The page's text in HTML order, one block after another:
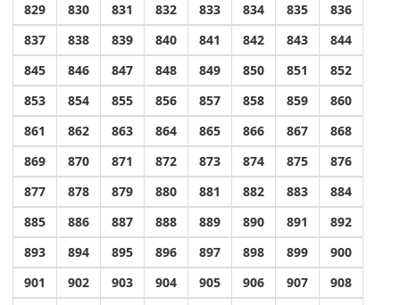
829
830 831 832 833 834 835
836
837
838 839 840 841 842 843
844
845
846 847 848 849 850 851
852
853
854 855 856 857 858 859
860
861
862 863 864 865 866 867
868
869
870 871 872 873 874 875
876
877
878 879 880 881 882 883
884
885
886 887 888 889 890 891
892
893
894 895 896 897 898 899
900
901
902 903 904 905 906 907
908